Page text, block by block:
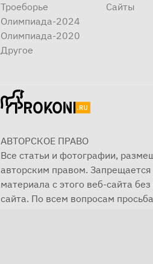
Троеборье
Олимпиада-2024
Олимпиада-2020
Другое
Сайты
АВТОРСКОЕ ПРАВО
Все статьи и фотографии,
авторским правом.
материала с этого веб-сайта
сайта. По всем вопросам